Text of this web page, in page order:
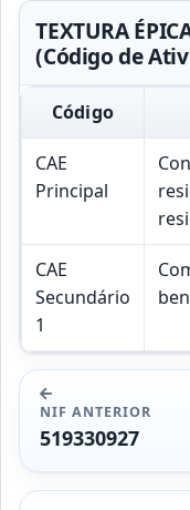
TEXTURA
(Código de
Código
CAE
Principal
CAE
Secundário
1
NIF ANTERIOR
519330927